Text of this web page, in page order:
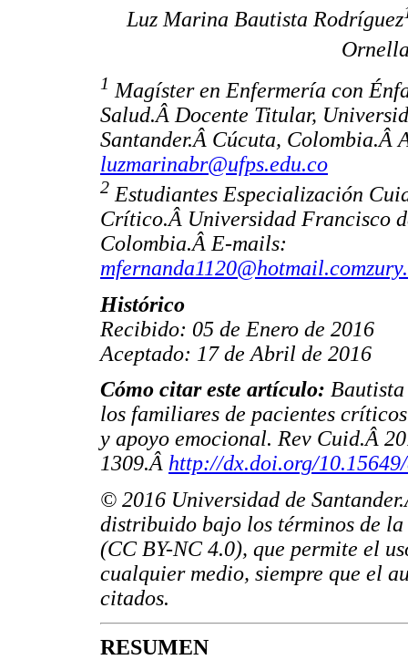
Luz Marina Bautista Rodríguez
1 Magíster en Enfermería con
Salud.Â Docente Titular,
Santander.Â Cúcuta,
luzmarinabr@ufps.edu.co
2 Estudiantes Especialización
Crítico.Â Universidad Francisco
Colombia.Â E-mails:
mfernanda1120@hotmail.com
Histórico
Recibido: 05 de Enero de 2016
Aceptado: 17 de Abril de 2016
Cómo citar este artículo:
los familiares de pacientes
y apoyo emocional. Rev Cuid.Â
1309.Â http://dx.doi.org/
© 2016 Universidad de
distribuido bajo los términos de
(CC BY-NC 4.0), que permite el
cualquier medio, siempre que el
citados.
RESUMEN